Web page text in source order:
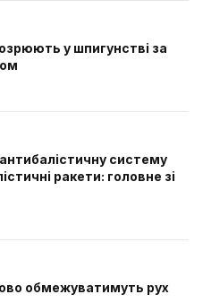
у шпигунстві за
систему
ракети: головне зі
обмежуватимуть рух